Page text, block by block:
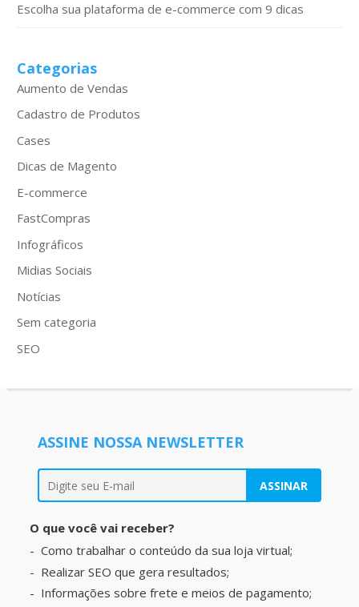
Escolha sua plataforma de e-commerce com 9 dicas
Categorias
Aumento de Vendas
Cadastro de Produtos
Cases
Dicas de Magento
E-commerce
FastCompras
Infográficos
Midias Sociais
Notícias
Sem categoria
SEO
ASSINE NOSSA NEWSLETTER
O que você vai receber?
Como trabalhar o conteúdo da sua loja virtual;
Realizar SEO que gera resultados;
Informações sobre frete e meios de pagamento;